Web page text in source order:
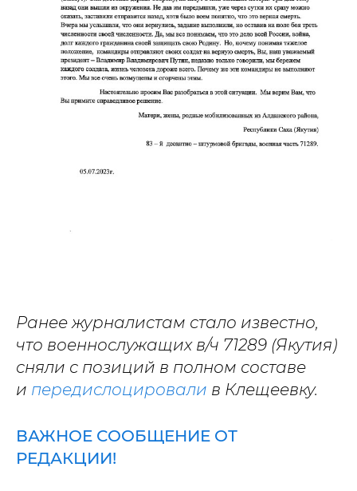
Ранее журналистам стало известно,
что военнослужащих в/ч 71289 (Якутия)
сняли с позиций в полном составе
и передислоцировали в Клещеевку.
ВАЖНОЕ СООБЩЕНИЕ ОТ
РЕДАКЦИИ!